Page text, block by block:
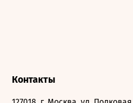
Контакты